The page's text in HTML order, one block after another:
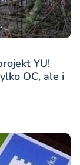
YU!
OC, ale i